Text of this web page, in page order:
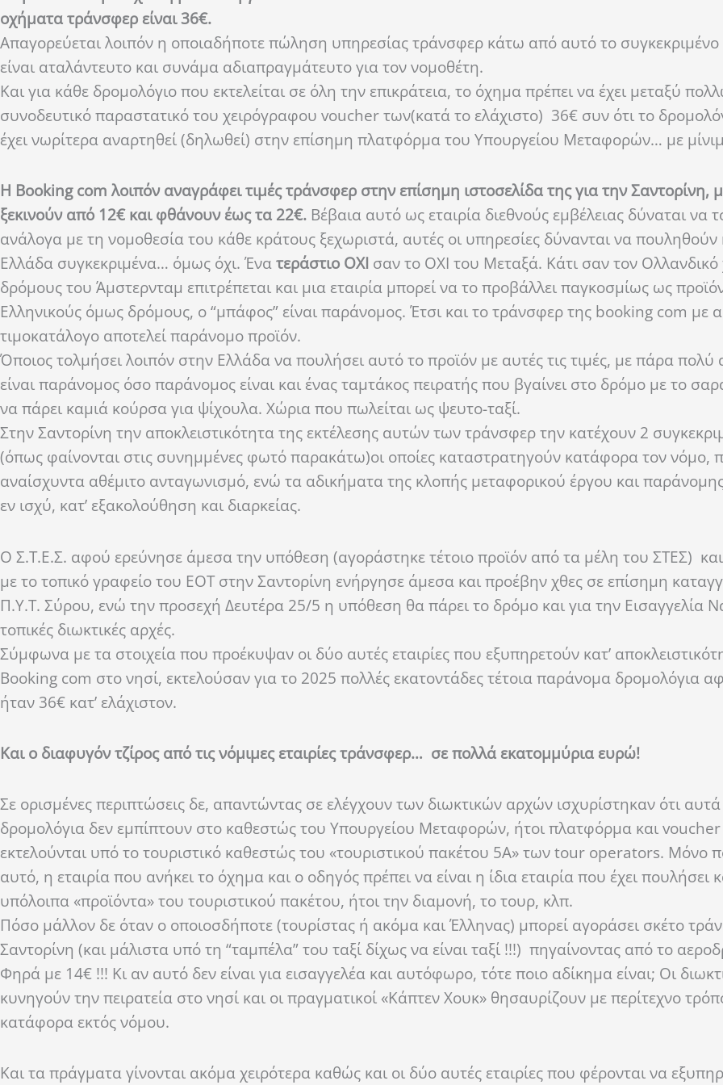
οχήματα τράνσφερ είναι 36€.
Απαγορεύεται λοιπόν η οποιαδήποτε πώληση υπηρεσίας τράνσφερ κάτω από αυτό το
είναι αταλάντευτο και συνάμα αδιαπραγμάτευτο για τον νομοθέτη.
Και για κάθε δρομολόγιο που εκτελείται σε όλη την επικράτεια, το όχημα πρέπει να έχει μεταξύ
συνοδευτικό παραστατικό του χειρόγραφου voucher των(κατά το ελάχιστο) 36€ συν ότι το
έχει νωρίτερα αναρτηθεί (δηλωθεί) στην επίσημη πλατφόρμα του Υπουργείου Μεταφορών… με
Η Booking com λοιπόν αναγράφει τιμές τράνσφερ στην επίσημη ιστοσελίδα της για την Σαντορίνη,
ξεκινούν από 12€ και φθάνουν έως τα 22€. Βέβαια αυτό ως εταιρία διεθνούς εμβέλειας δύναται να
ανάλογα με τη νομοθεσία του κάθε κράτους ξεχωριστά, αυτές οι υπηρεσίες δύνανται να πουληθούν
Ελλάδα συγκεκριμένα… όμως όχι. Ένατεράστιο ΟΧΙ σαν το ΟΧΙ του Μεταξά. Κάτι σαν τον Ολλανδικό
δρόμους του Άμστερνταμ επιτρέπεται και μια εταιρία μπορεί να το προβάλλει παγκοσμίως ως
Ελληνικούς όμως δρόμους, ο “μπάφος” είναι παράνομος. Έτσι και το τράνσφερ της booking com με
τιμοκατάλογο αποτελεί παράνομο προϊόν.
Όποιος τολμήσει λοιπόν στην Ελλάδα να πουλήσει αυτό το προϊόν με αυτές τις τιμές, με πάρα πολύ
είναι παράνομος όσο παράνομος είναι και ένας ταμτάκος πειρατής που βγαίνει στο δρόμο με το
να πάρει καμιά κούρσα για ψίχουλα. Χώρια που πωλείται ως ψευτο-ταξί.
Στην Σαντορίνη την αποκλειστικότητα της εκτέλεσης αυτών των τράνσφερ την κατέχουν 2
(όπως φαίνονται στις συνημμένες φωτό παρακάτω)οι οποίες καταστρατηγούν κατάφορα τον νόμο,
αναίσχυντα αθέμιτο ανταγωνισμό, ενώ τα αδικήματα της κλοπής μεταφορικού έργου και
εν ισχύ, κατ’ εξακολούθηση και διαρκείας.
Ο Σ.Τ.Ε.Σ. αφού ερεύνησε άμεσα την υπόθεση (αγοράστηκε τέτοιο προϊόν από τα μέλη του ΣΤΕΣ)
με το τοπικό γραφείο του ΕΟΤ στην Σαντορίνη ενήργησε άμεσα και προέβην χθες σε επίσημη
Π.Υ.Τ. Σύρου, ενώ την προσεχή Δευτέρα 25/5 η υπόθεση θα πάρει το δρόμο και για την Εισαγγελία
τοπικές διωκτικές αρχές.
Σύμφωνα με τα στοιχεία που προέκυψαν οι δύο αυτές εταιρίες που εξυπηρετούν κατ’
Booking com στο νησί, εκτελούσαν για το 2025 πολλές εκατοντάδες τέτοια παράνομα δρομολόγια
ήταν 36€ κατ’ ελάχιστον.
Και ο διαφυγόν τζίρος από τις νόμιμες εταιρίες τράνσφερ… σε πολλά εκατομμύρια ευρώ!
Σε ορισμένες περιπτώσεις δε, απαντώντας σε ελέγχουν των διωκτικών αρχών ισχυρίστηκαν ότι
δρομολόγια δεν εμπίπτουν στο καθεστώς του Υπουργείου Μεταφορών, ήτοι πλατφόρμα και
εκτελούνται υπό το τουριστικό καθεστώς του «τουριστικού πακέτου 5Α» των tour operators. Μόνο
αυτό, η εταιρία που ανήκει το όχημα και ο οδηγός πρέπει να είναι η ίδια εταιρία που έχει πουλήσει
υπόλοιπα «προϊόντα» του τουριστικού πακέτου, ήτοι την διαμονή, το τουρ, κλπ.
Πόσο μάλλον δε όταν ο οποιοσδήποτε (τουρίστας ή ακόμα και Έλληνας) μπορεί αγοράσει σκέτο
Σαντορίνη (και μάλιστα υπό τη “ταμπέλα” του ταξί δίχως να είναι ταξί !!!) πηγαίνοντας από το
Φηρά με 14€ !!! Κι αν αυτό δεν είναι για εισαγγελέα και αυτόφωρο, τότε ποιο αδίκημα είναι; Οι
κυνηγούν την πειρατεία στο νησί και οι πραγματικοί «Κάπτεν Χουκ» θησαυρίζουν με περίτεχνο
κατάφορα εκτός νόμου.
Και τα πράγματα γίνονται ακόμα χειρότερα καθώς και οι δύο αυτές εταιρίες που φέρονται να